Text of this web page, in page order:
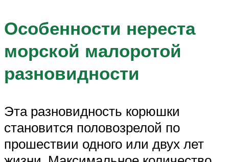
Особенности нереста
морской малоротой
разновидности
Эта разновидность корюшки
становится половозрелой по
прошествии одного или двух лет